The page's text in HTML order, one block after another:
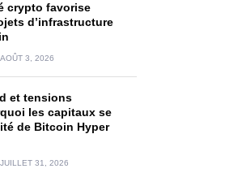
crypto favorise
d’infrastructure
AOÛT 3, 2026
et tensions
les capitaux se
de Bitcoin Hyper
JUILLET 31, 2026